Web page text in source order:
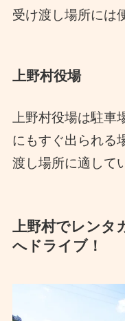
受け渡し場所には
上野村役場
上野村役場は駐車
にもすぐ出られる
渡し場所に適して
上野村でレンタ
へドライブ！